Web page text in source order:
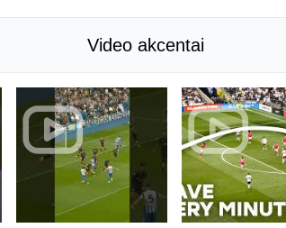
Video akcentai